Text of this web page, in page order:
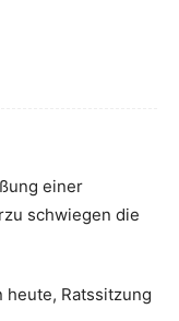
einer
schwiegen die
Ratssitzung